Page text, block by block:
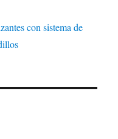
con sistema de